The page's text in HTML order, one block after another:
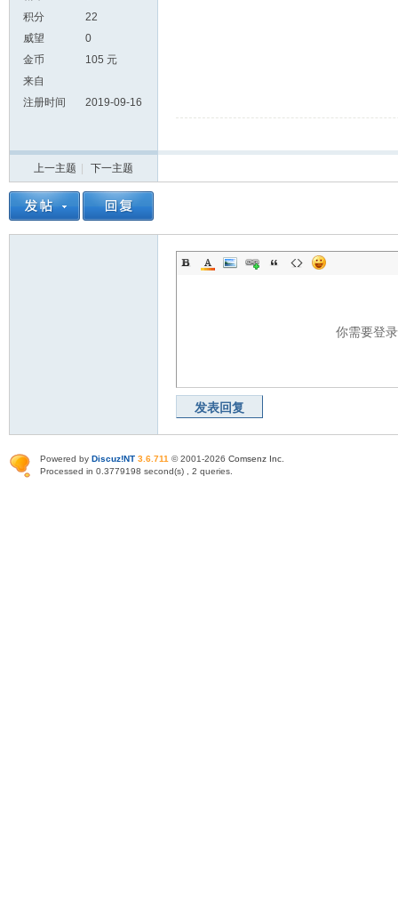
积分
22
威望
0
金币
105 元
来自
注册时间
2019-09-16
上一主题 下一主题
你需要登
发表回复
Powered by Discuz!NT 3.6.711 © 2001-2026 Comsenz Inc
Processed in 0.3779198 second(s) , 2 queries.